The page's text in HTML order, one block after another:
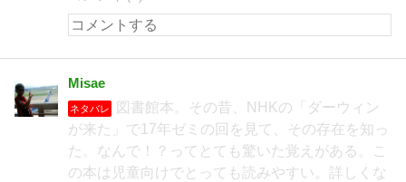
Misae
ネタバレ
図書館本。その昔、NHKの「ダーウィン
が来た」で17年ゼミの回を見て、その存在を知っ
た。なんで！？ってとても驚いた覚えがある。こ
の本は児童向けでとっても読みやすい。詳しくな